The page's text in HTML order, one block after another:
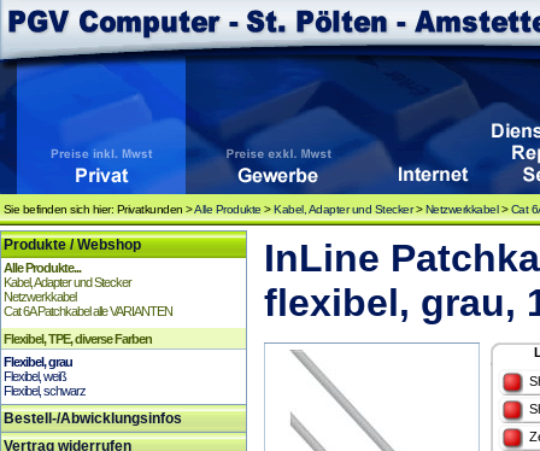
Sie befinden sich hier: Privatkunden >Alle Produkte >Kabel, Adapter und Stecker>Netzwerkkabel>Cat
Produkte / Webshop
Alle Produkte...
Kabel, Adapter und Stecker
Netzwerkkabel
Cat 6A Patchkabel alle VARIANTEN
Flexibel, TPE, diverse Farben
Flexibel, grau
Flexibel, weiß
Flexibel, schwarz
Bestell-/Abwicklungsinfos
Vertrag widerrufen
InLine
flexibel, grau,